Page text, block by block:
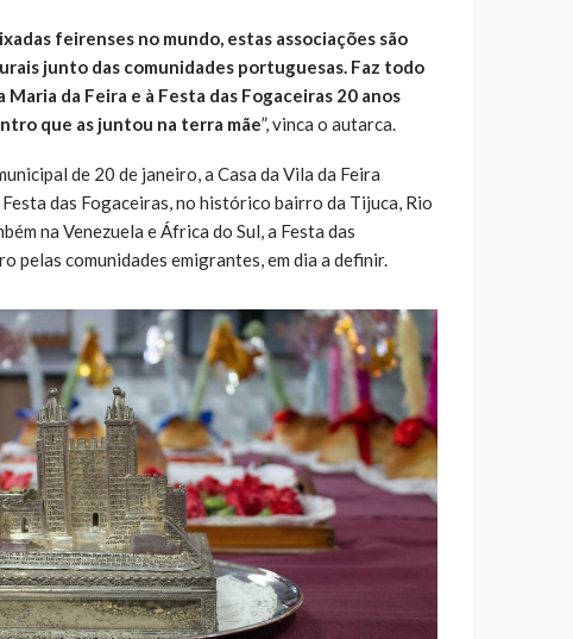
feirenses no mundo, estas associações são
junto das comunidades portuguesas. Faz todo
da Feira e à Festa das Fogaceiras 20 anos
que as juntou na terra mãe”, vinca o autarca.
de 20 de janeiro, a Casa da Vila da Feira
das Fogaceiras, no histórico bairro da Tijuca, Rio
na Venezuela e África do Sul, a Festa das
pelas comunidades emigrantes, em dia a definir.